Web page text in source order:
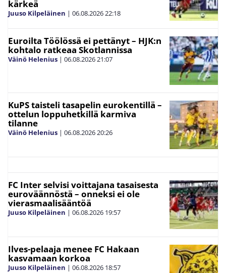
kärkeä
Juuso Kilpeläinen | 06.08.202622:18
Euroilta Töölössä ei pettänyt – HJK:n
kohtalo ratkeaa Skotlannissa
Väinö Helenius | 06.08.202621:07
KuPS taisteli tasapelin eurokentillä –
ottelun loppuhetkillä karmiva
tilanne
Väinö Helenius | 06.08.202620:26
FC Inter selvisi voittajana tasaisesta
euroväännöstä – onneksi ei ole
vierasmaalisääntöä
Juuso Kilpeläinen | 06.08.2026 19:57
Ilves-pelaaja menee FC Hakaan
kasvamaan korkoa
Juuso Kilpeläinen | 06.08.2026 18:57